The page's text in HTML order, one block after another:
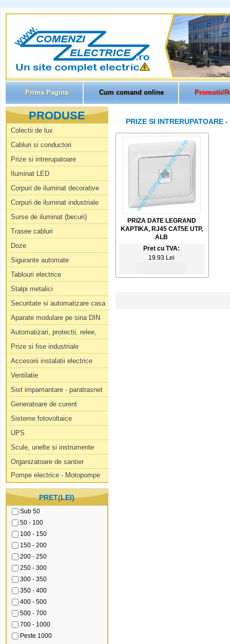
Prima Pagina Cum comand online Promotii/
PRODUSE
Colectii de lux
Cabluri si conductori
Prize si intrerupatoare
Iluminat LED
Corpuri de iluminat decorative
Corpuri de iluminat industriale
Surse de iluminat (becuri)
Trasee cabluri
Doze
Sigurante automate
Tablouri electrice
Stalpi metalici
Securitate si automatizare casa
Aparate modulare pe sina DIN
Automatizari, protectii, relee,
Prize si fise industriale
Accesorii instalatii electrice
Ventilatie
Sist impamantare - paratrasnet
Generatoare de curent
Sisteme fotovoltaice
UPS
Scule, unelte si instrumente
Organizatoare de santier
Pompe electrice - Motopompe
PRET(LEI)
Sub 50
50 - 100
100 - 150
150 - 200
200 - 250
250 - 300
300 - 350
350 - 400
400 - 500
500 - 700
700 - 1000
Peste 1000
PRIZE SI INTRERUPATOARE
PRIZA DATE LEGRAND
KAPTIKA, RJ45 CAT5E UTP,
ALB
Pret cu TVA:
19.93 Lei